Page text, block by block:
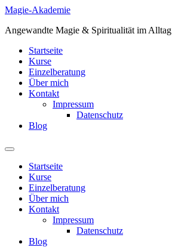
Zum
springen
Magie-Akademie
Angewandte Magie & Spiritualität im Alltag
Startseite
Kurse
Einzelberatung
Über mich
Kontakt
Impressum
Datenschutz
Blog
Startseite
Kurse
Einzelberatung
Über mich
Kontakt
Impressum
Datenschutz
Blog